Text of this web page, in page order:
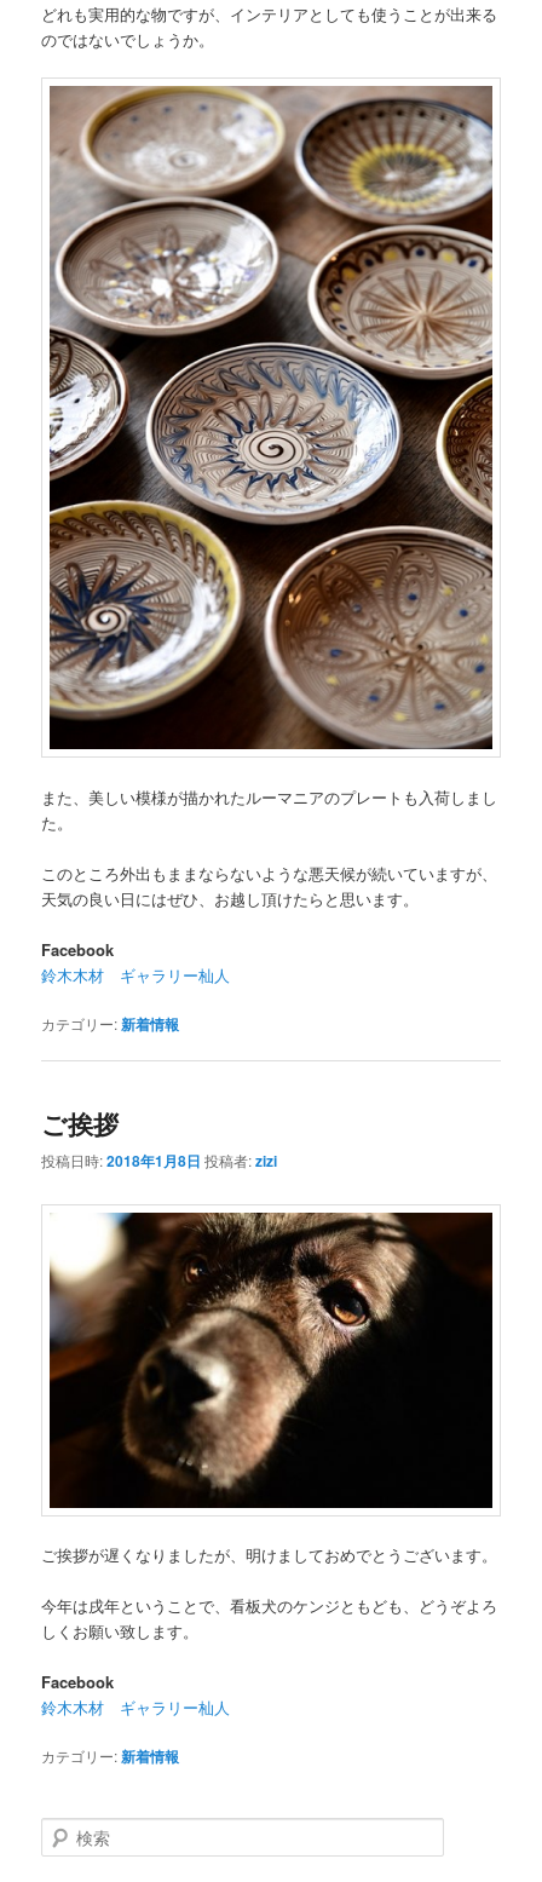
どれも実用的な物ですが、インテリアとしても使うことが出来る
のではないでしょうか。
また、美しい模様が描かれたルーマニアのプレートも入荷しまし
た。
このところ外出もままならないような悪天候が続いていますが、
天気の良い日にはぜひ、お越し頂けたらと思います。
Facebook
鈴木木材 ギャラリー杣人
カテゴリー:新着情報
ご挨拶
投稿日時:2018年1月8日 投稿者:zizi
ご挨拶が遅くなりましたが、明けましておめでとうございます。
今年は戌年ということで、看板犬のケンジともども、どうぞよろ
しくお願い致します。
Facebook
鈴木木材 ギャラリー杣人
カテゴリー:新着情報
検
索